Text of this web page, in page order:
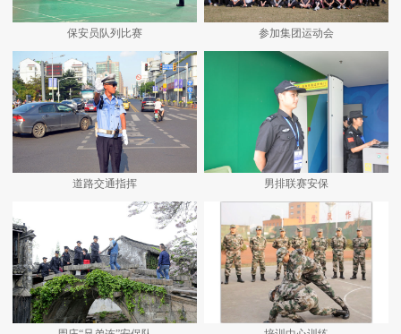
保安员队列比赛 参加集团运动会
道路交通指挥 男排联赛安保